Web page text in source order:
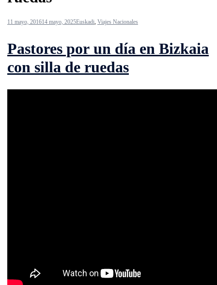
11 mayo, 201614 mayo, 2025Euskadi, Viajes Nacionales
Pastores por un día en Bizkaia
con silla de ruedas